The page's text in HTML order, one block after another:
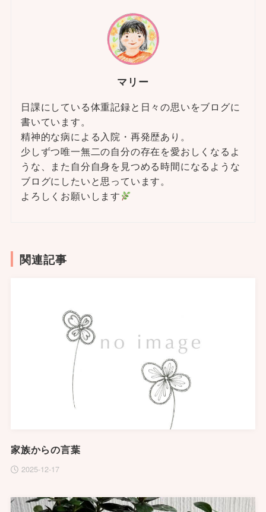
マリー
日課にしている体重記録と日々の思いをブログに
書いています。
精神的な病による入院・再発歴あり。
少しずつ唯一無二の自分の存在を愛おしくなるよ
うな、また自分自身を見つめる時間になるような
ブログにしたいと思っています。
よろしくお願いします
関連記事
家族からの言葉
2025-12-17